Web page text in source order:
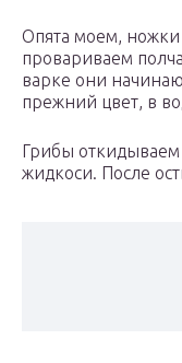
Опята моем,
провариваем
варке они
прежний цвет, в
Грибы
жидкоси. После